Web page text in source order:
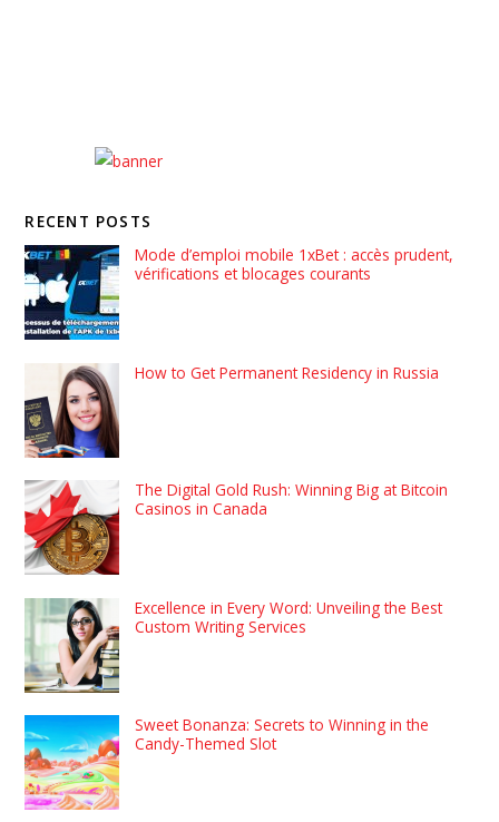
RECENT POSTS
Mode d’emploi mobile 1xBet : accès prudent,
vérifications et blocages courants
How to Get Permanent Residency in Russia
The Digital Gold Rush: Winning Big at Bitcoin
Casinos in Canada
Excellence in Every Word: Unveiling the Best
Custom Writing Services
Sweet Bonanza: Secrets to Winning in the
Candy-Themed Slot